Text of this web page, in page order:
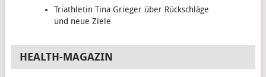
Triathletin Tina Grieger über Rückschläge
und neue Ziele
HEALTH-MAGAZIN